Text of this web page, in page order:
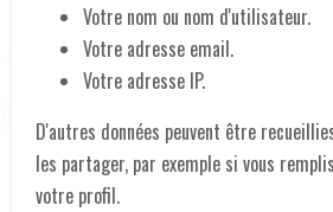
Votre nom ou nom d'utilisateur.
Votre adresse email.
Votre adresse IP.
D'autres données peuvent être
les partager, par exemple si vous
votre profil.